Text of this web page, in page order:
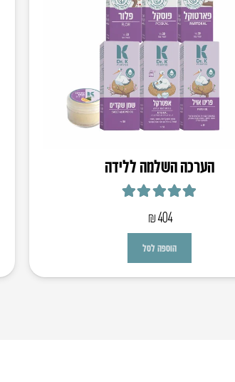
הערכה השלמה ללידה
₪404
הוספה לסל